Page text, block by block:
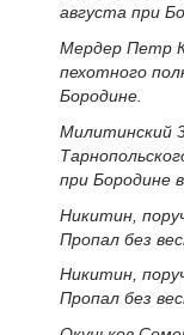
августа при
Мердер Петр
пехотного
Бородине.
Милитинский
при Бородине
Никитин,
Пропал без
Никитин,
Пропал без